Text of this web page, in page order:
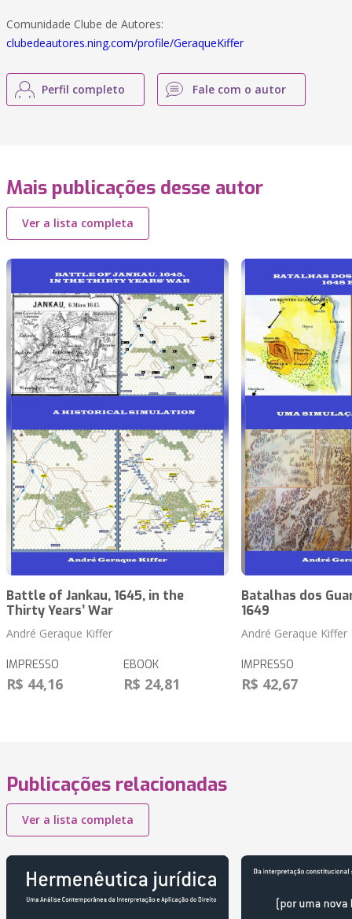
Comunidade Clube de Autores:
clubedeautores.ning.com/profile/GeraqueKiffer
Perfil completo Fale com o autor
Mais publicações desse autor
Ver a lista completa
Battle of Jankau, 1645, in the
Thirty Years’ War
André Geraque Kiffer
IMPRESSO
R$ 44,16
EBOOK
R$ 24,81
Batalhas dos
1649
André Geraque Kiffer
IMPRESSO
R$ 42,67
Publicações relacionadas
Ver a lista completa